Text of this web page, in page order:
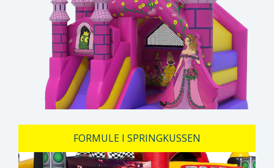
FORMULE I SPRINGKUSSEN